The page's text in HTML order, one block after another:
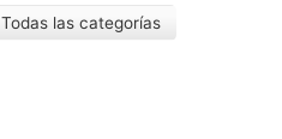
Todas las categorías